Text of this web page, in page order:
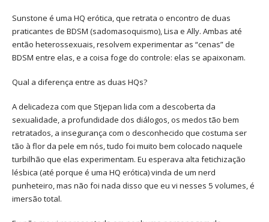
Sunstone é uma HQ erótica, que retrata o encontro de duas
praticantes de BDSM (sadomasoquismo), Lisa e Ally. Ambas até
então heterossexuais, resolvem experimentar as “cenas” de
BDSM entre elas, e a coisa foge do controle: elas se apaixonam.
Qual a diferença entre as duas HQs?
A delicadeza com que Stjepan lida com a descoberta da
sexualidade, a profundidade dos diálogos, os medos tão bem
retratados, a insegurança com o desconhecido que costuma ser
tão à flor da pele em nós, tudo foi muito bem colocado naquele
turbilhão que elas experimentam. Eu esperava alta fetichização
lésbica (até porque é uma HQ erótica) vinda de um nerd
punheteiro, mas não foi nada disso que eu vi nesses 5 volumes, é
imersão total.